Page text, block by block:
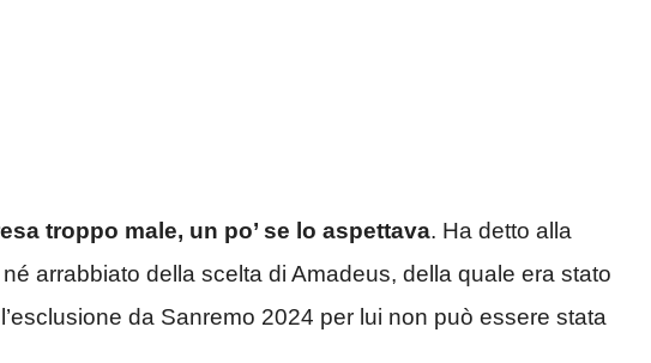
troppo male, un po’ se lo aspettava. Ha detto alla
arrabbiato della scelta di Amadeus, della quale era stato
da Sanremo 2024 per lui non può essere stata